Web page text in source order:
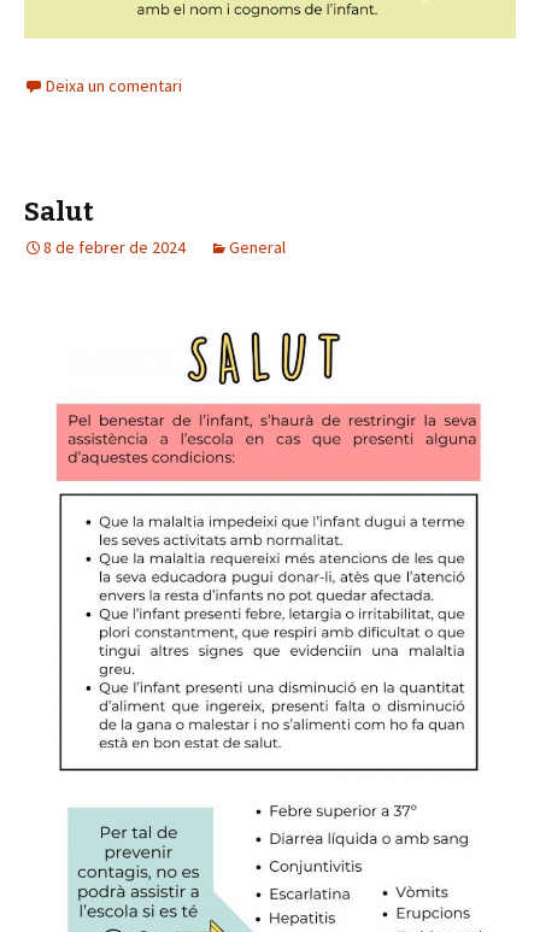
Deixa un comentari
Salut
8 de febrer de 2024 General